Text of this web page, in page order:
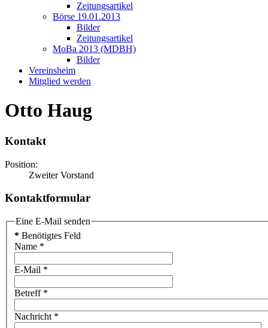
Zeitungsartikel
Börse 19.01.2013
Bilder
Zeitungsartikel
MoBa 2013 (MDBH)
Bilder
Vereinsheim
Mitglied werden
Otto Haug
Kontakt
Position:
Zweiter Vorstand
Kontaktformular
Eine E-Mail senden
* Benötigtes Feld
Name *
E-Mail *
Betreff*
Nachricht *